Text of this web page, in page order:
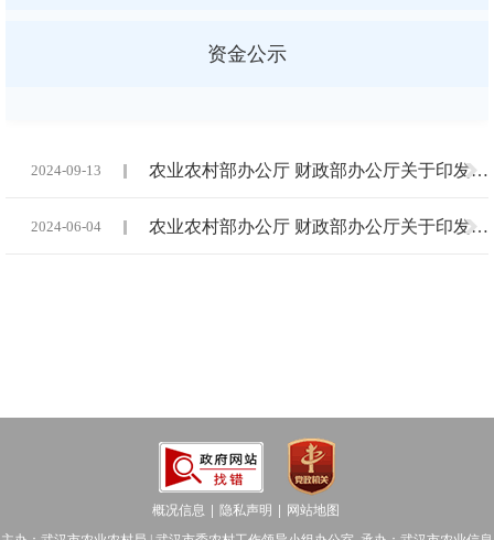
资金公示
2024-09-13 农业农村部办公厅 财政部办公厅关于印发《2024—2026年全国通用类农业机械中央财政资金最高补贴额一览表》的通知
2024-06-04 农业农村部办公厅 财政部办公厅关于印发《2024—2026年农机购置与应用补贴实施意见》的通知
概况信息 隐私声明
网站地图